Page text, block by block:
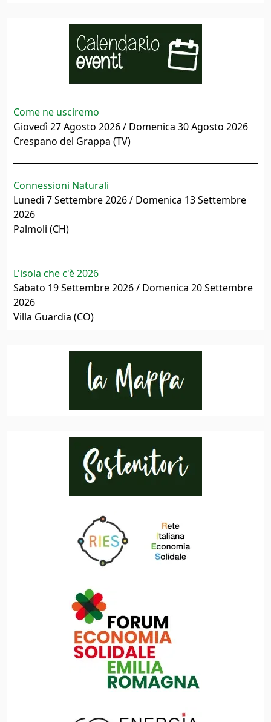
Come ne usciremo
Giovedì 27 Agosto 2026 / Domenica 30 Agosto 2026
Crespano del Grappa (TV)
Connessioni Naturali
Lunedì 7 Settembre 2026 / Domenica 13 Settembre
2026
Palmoli (CH)
L'isola che c'è 2026
Sabato 19 Settembre 2026 / Domenica 20 Settembre
2026
Villa Guardia (CO)